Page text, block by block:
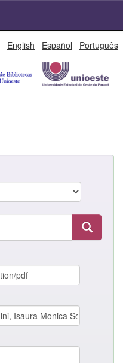
English Español Português